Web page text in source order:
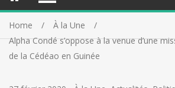
Home
À la Une
Alpha Condé s’oppose à la venue d’une
de la Cédéao en Guinée